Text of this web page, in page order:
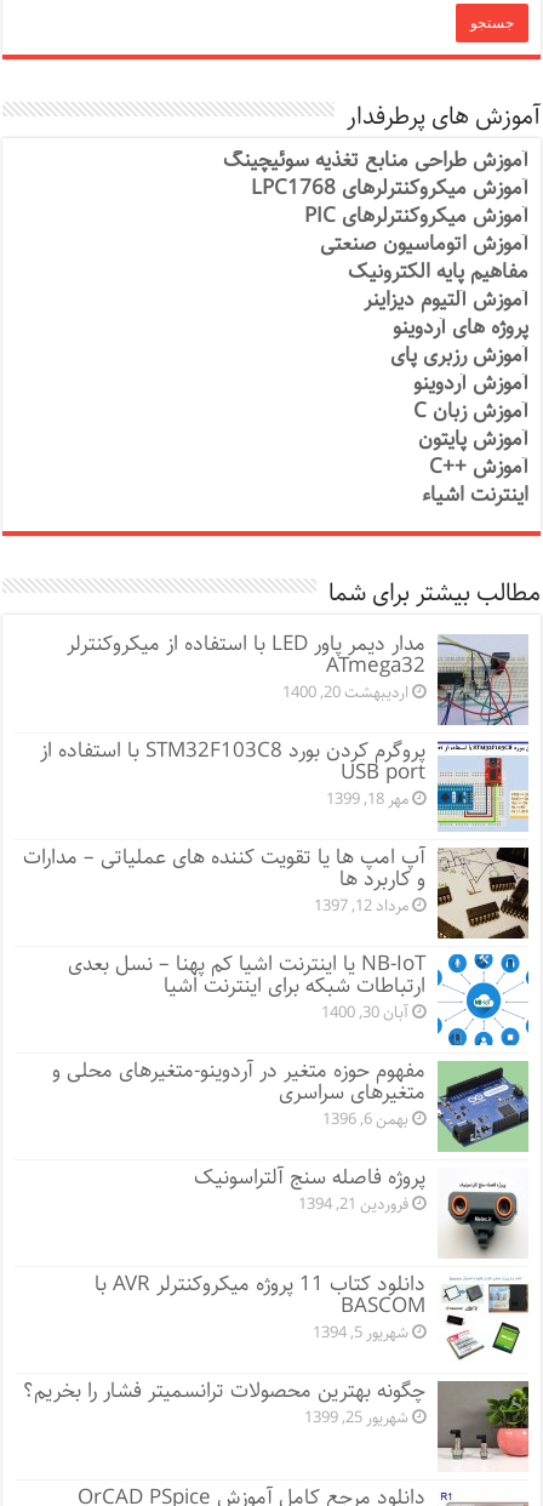
آموزش های پرطرفدار
آموزش طراحی منابع تغذیه سوئیچینگ
آموزش میکروکنترلرهای LPC1768
آموزش میکروکنترلرهای PIC
آموزش اتوماسیون صنعتی
مفاهیم پایه الکترونیک
آموزش آلتیوم دیزاینر
پروژه های آردوینو
آموزش رزبری پای
آموزش آردوینو
آموزش زبان C
آموزش پایتون
آموزش ++C
اینترنت اشیاء
مطالب بیشتر برای شما
مدار دیمر پاور LED با استفاده از میکروکنترلر
ATmega32
اردیبهشت 20, 1400
پروگرم کردن بورد STM32F103C8 با استفاده از
USB port
مهر 18, 1399
آپ امپ ها یا تقویت کننده های عملیاتی – مدارات
و کاربرد ها
مرداد 12, 1397
NB-IoT یا اینترنت اشیا کم پهنا – نسل بعدی
ارتباطات شبکه برای اینترنت اشیا
آبان 30, 1400
مفهوم حوزه متغیر در آردوینو-متغیرهای محلی و
متغیرهای سراسری
بهمن 6, 1396
پروژه فاصله سنج آلتراسونیک
فروردین 21, 1394
دانلود کتاب 11 پروژه میکروکنترلر AVR با
BASCOM
شهریور 5, 1394
چگونه بهترین محصولات ترانسمیتر فشار را بخریم؟
شهریور 25, 1399
دانلود مرجع کامل آموزش OrCAD PSpice